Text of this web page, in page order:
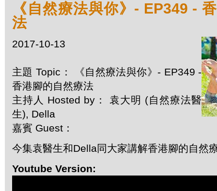
《自然療法與你》- EP349 -
法
2017-10-13
主題 Topic： 《自然療法與你》- EP349 -
香港腳的自然療法
主持人 Hosted by： 袁大明 (自然療法醫
生), Della
嘉賓 Guest：
今集袁醫生和Della同大家講解香港腳的自然
Youtube Version: